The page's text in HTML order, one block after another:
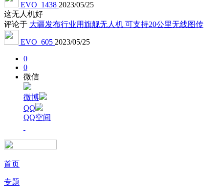
EVO_1438 2023/05/25
这无人机好
评论于 大疆发布行业用旗舰无人机 可支持20公里无线图传
EVO_605 2023/05/25
0
0
微信
微博
QQ
QQ空间
首页
专题